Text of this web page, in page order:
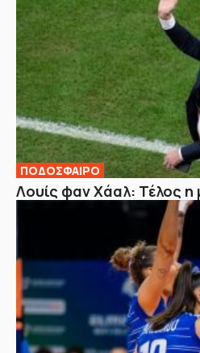
ΠΟΔΟΣΦΑΙΡΟ
Λουίς φαν Χάαλ: Τέλος η